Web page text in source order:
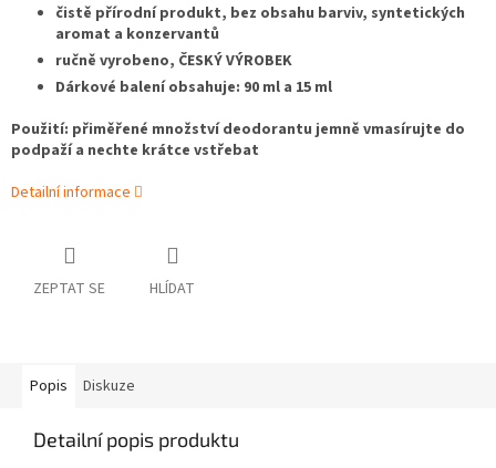
čistě přírodní produkt, bez obsahu barviv, syntetických
aromat a konzervantů
ručně vyrobeno, ČESKÝ VÝROBEK
Dárkové balení obsahuje: 90 ml a 15 ml
Použití: přiměřené množství deodorantu jemně vmasírujte do
podpaží a nechte krátce vstřebat
Detailní informace
ZEPTAT SE HLÍDAT
Popis Diskuze
Detailní popis produktu